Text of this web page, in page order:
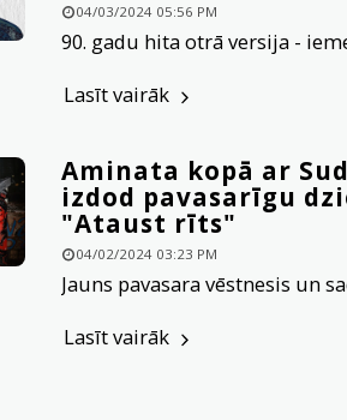
04/03/2024 05:56 PM
90. gadu hita otrā versija -
Lasīt vairāk
Aminata kopā ar
izdod pavasarīgu
"Ataust rīts"
04/02/2024 03:23 PM
Jauns pavasara vēstnesis un
Lasīt vairāk